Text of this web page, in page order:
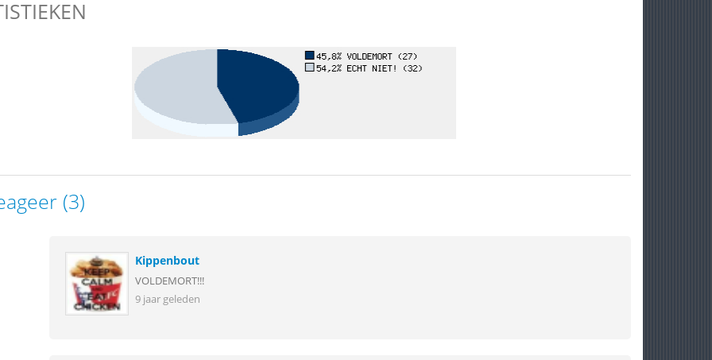
(3)
Kippenbout
VOLDEMORT!!!
9 jaar geleden